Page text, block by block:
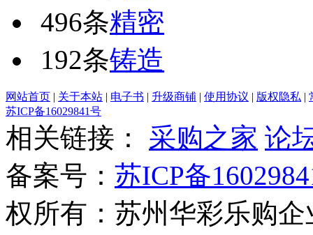
496条精密
192条铸造
网站首页 | 关于本站 | 电子书 | 升级商铺 | 使用协议 | 版权隐私 |
苏ICP备16029841号
相关链接： 采购之家 论
备案号： 苏ICP备
权所有：苏州华彩乐购